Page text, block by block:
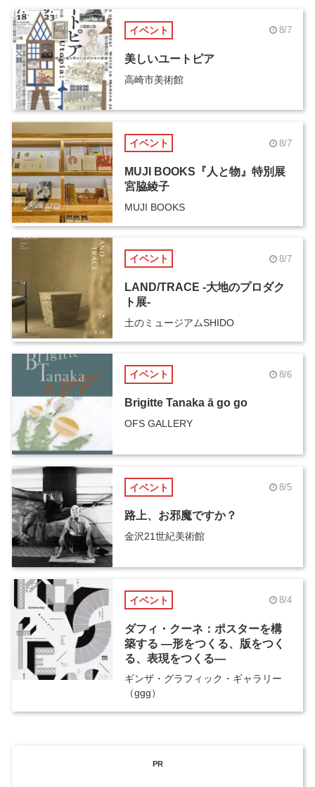
イベント 8/7
美しいユートピア
高崎市美術館
イベント 8/7
MUJI BOOKS『人と物』特別展
宮脇綾子
MUJI BOOKS
イベント 8/7
LAND/TRACE -大地のプロダク
ト展-
土のミュージアムSHIDO
イベント 8/6
Brigitte Tanaka ā go go
OFS GALLERY
イベント 8/5
路上、お邪魔ですか？
金沢21世紀美術館
イベント 8/4
ダフィ・クーネ：ポスターを構
築する ―形をつくる、版をつく
る、表現をつくる―
ギンザ・グラフィック・ギャラリー
（ggg）
PR